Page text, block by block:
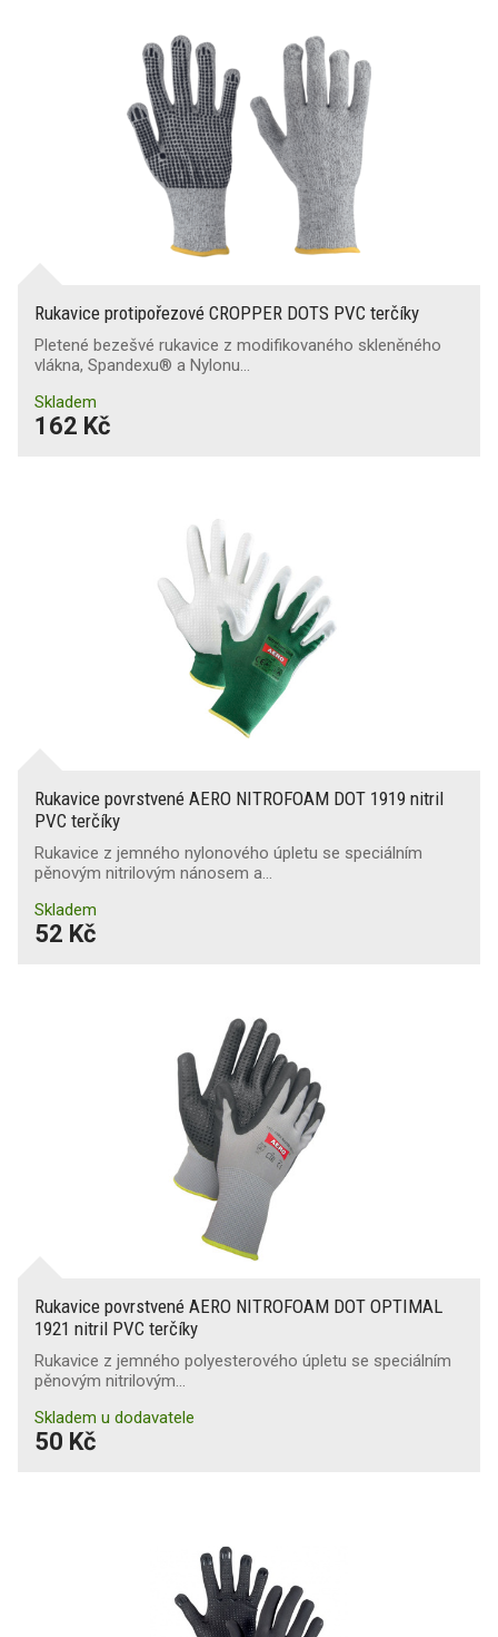
Rukavice protipořezové CROPPER DOTS PVC terčíky
Pletené bezešvé rukavice z modifikovaného skleněného
vlákna, Spandexu® a Nylonu…
Skladem
162 Kč
Rukavice povrstvené AERO NITROFOAM DOT 1919 nitril
PVC terčíky
Rukavice z jemného nylonového úpletu se speciálním
pěnovým nitrilovým nánosem a…
Skladem
52 Kč
Rukavice povrstvené AERO NITROFOAM DOT OPTIMAL
1921 nitril PVC terčíky
Rukavice z jemného polyesterového úpletu se speciálním
pěnovým nitrilovým…
Skladem u dodavatele
50 Kč